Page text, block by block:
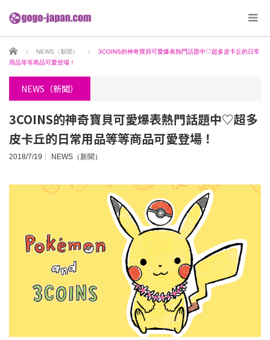
ホーム NEWS（新聞）
3COINS的神奇寶貝可愛爆表熱門話題中♡超多皮卡丘的日常
用品等等商品可愛登場！
NEWS（新聞）
3COINS的神奇寶貝可愛爆表熱門話題中♡超多
皮卡丘的日常用品等等商品可愛登場！
2018/7/19 NEWS（新聞）